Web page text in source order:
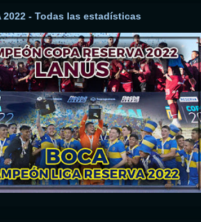
2022 - Todas las estadísticas